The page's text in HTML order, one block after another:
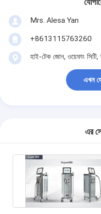
Mrs. Alesa Yan
+8613115763260
হাই-টেক জোন, ওয়েফাং সিটি,
এখন
এর